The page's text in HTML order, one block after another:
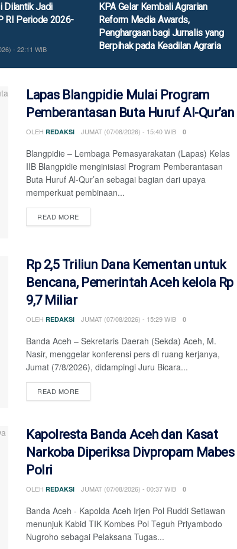
Dilantik Jadi
RI Periode 2026-
- 22:11 WIB
KPA Gelar Kembali Agrarian
Reform Media Awards,
Penghargaan bagi Jurnalis yang
Berpihak pada Keadilan Agraria
Lapas Blangpidie Mulai Program
Pemberantasan Buta Huruf Al-Qur’an
OLEH REDAKSI JUMAT (07/08/2026) - 15:40 WIB 0
Blangpidie – Lembaga Pemasyarakatan (Lapas) Kelas
IIB Blangpidie menginisiasi Program Pemberantasan
Buta Huruf Al-Qur’an sebagai bagian dari upaya
memperkuat pembinaan...
READ MOREDETAILS
Rp 2,5 Triliun Dana Kementan untuk
Bencana, Pemerintah Aceh kelola Rp
9,7 Miliar
OLEH REDAKSI JUMAT (07/08/2026) - 15:29 WIB 0
‎Banda Aceh – Sekretaris Daerah (Sekda) Aceh, M.
Nasir, menggelar konferensi pers di ruang kerjanya,
Jumat (7/8/2026), didampingi Juru Bicara...
READ MOREDETAILS
Kapolresta Banda Aceh dan Kasat
Narkoba Diperiksa Divpropam Mabes
Polri
OLEH REDAKSI JUMAT (07/08/2026) - 00:37 WIB 0
Banda Aceh - Kapolda Aceh Irjen Pol Ruddi Setiawan
menunjuk Kabid TIK Kombes Pol Teguh Priyambodo
Nugroho sebagai Pelaksana Tugas...